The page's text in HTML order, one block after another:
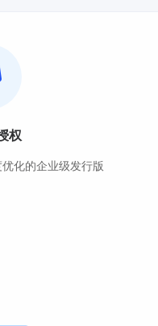
权
化的企业级发行版